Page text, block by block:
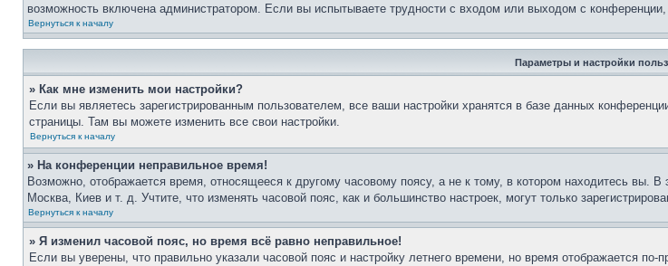
возможность включена администратором. Если вы испытываете трудности с входом или выходом с
Вернуться к началу
Параметры и настройки
» Как мне изменить мои настройки?
Если вы являетесь зарегистрированным пользователем, все ваши настройки хранятся в базе данных
страницы. Там вы можете изменить все свои настройки.
Вернуться к началу
» На конференции неправильное время!
Возможно, отображается время, относящееся к другому часовому поясу, а не к тому, в котором находитесь вы.
Москва, Киев и т. д. Учтите, что изменять часовой пояс, как и большинство настроек, могут только
Вернуться к началу
» Я изменил часовой пояс, но время всё равно неправильное!
Если вы уверены, что правильно указали часовой пояс и настройку летнего времени, но время отображается